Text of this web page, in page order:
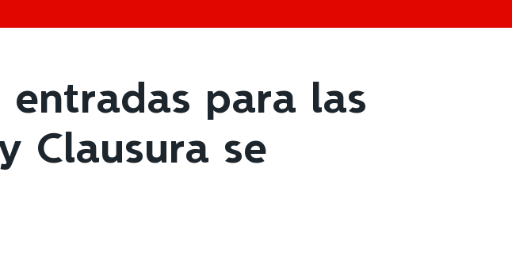
entradas para las
Clausura se